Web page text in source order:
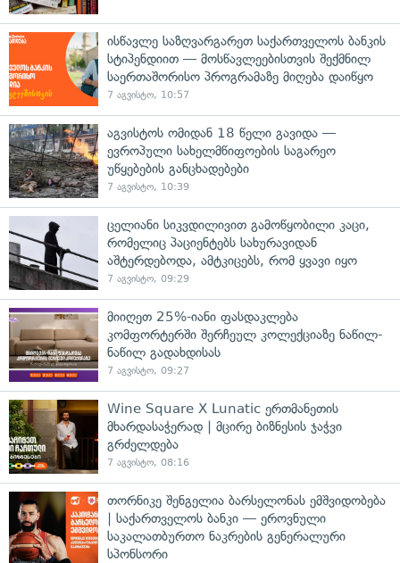
ისწავლე საზღვარგარეთ საქართველოს ბანკის
სტიპენდიით — მოსწავლეებისთვის შექმნილ
საერთაშორისო პროგრამაზე მიღება დაიწყო
7 აგვისტო, 10:57
აგვისტოს ომიდან 18 წელი გავიდა —
ევროპული სახელმწიფოების საგარეო
უწყებების განცხადებები
7 აგვისტო, 10:39
ცელიანი სიკვდილივით გამოწყობილი კაცი,
რომელიც პაციენტებს სახურავიდან
აშტერდებოდა, ამტკიცებს, რომ ყვავი იყო
7 აგვისტო, 09:29
მიიღეთ 25%-იანი ფასდაკლება
კომფორტერში შერჩეულ კოლექციაზე ნაწილ-
ნაწილ გადახდისას
7 აგვისტო, 09:27
Wine Square X Lunatic ერთმანეთის
მხარდასაჭერად | მცირე ბიზნესის ჯაჭვი
გრძელდება
7 აგვისტო, 08:16
თორნიკე შენგელია ბარსელონას ემშვიდობება
| საქართველოს ბანკი — ეროვნული
საკალათბურთო ნაკრების გენერალური
სპონსორი